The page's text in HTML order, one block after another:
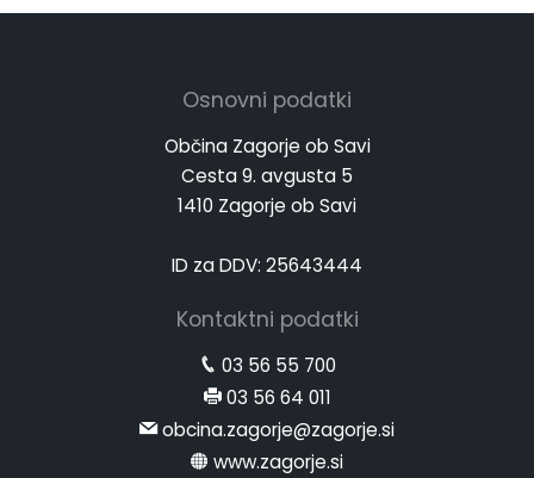
Osnovni podatki
Občina Zagorje ob Savi
Cesta 9. avgusta 5
1410 Zagorje ob Savi
ID za DDV: 25643444
Kontaktni podatki
03 56 55 700
03 56 64 011
obcina.zagorje@zagorje.si
www.zagorje.si